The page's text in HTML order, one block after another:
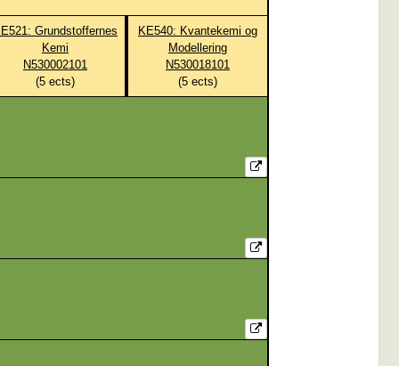
Grundstoffernes
Kemi
N530002101
(5 ects)
KE540: Kvantekemi og
Modellering
N530018101
(5 ects)